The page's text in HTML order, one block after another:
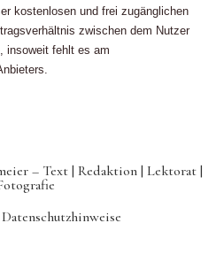
kostenlosen und frei zugänglichen
zwischen dem Nutzer
insoweit fehlt es am
– Text | Redaktion | Lektorat |
Datenschutzhinweise